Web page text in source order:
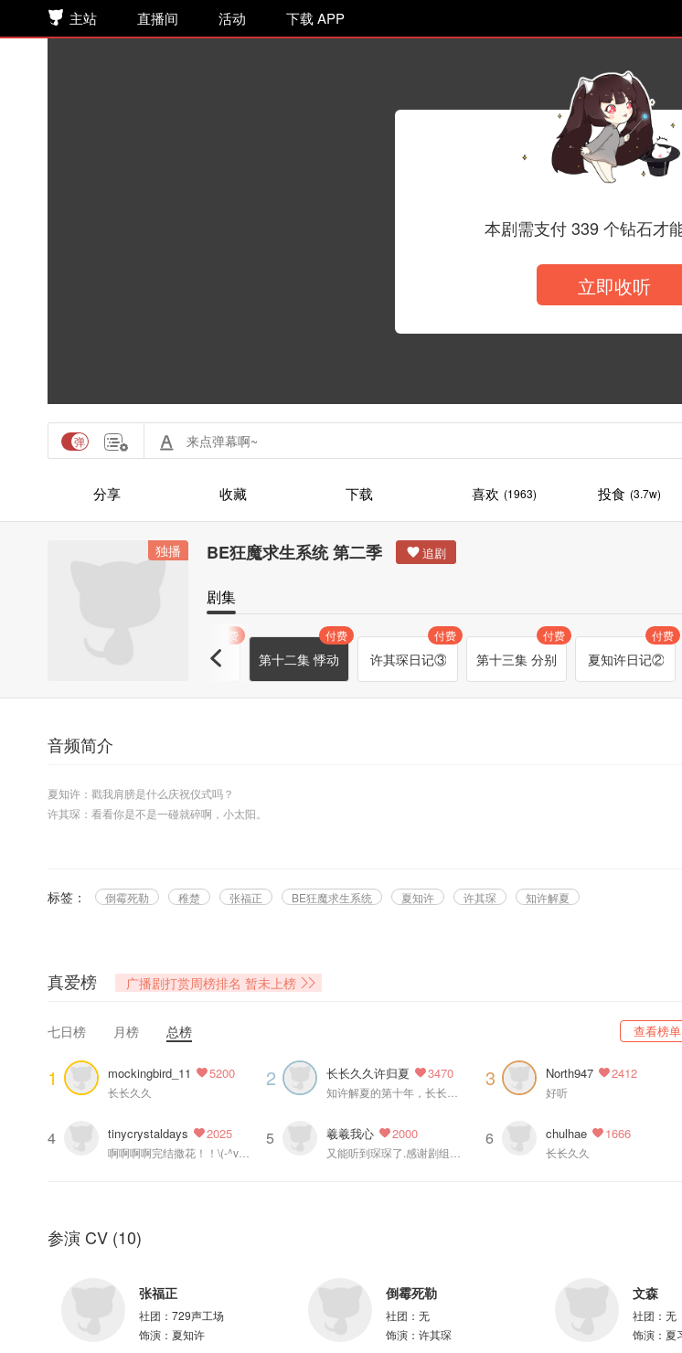
主站 直播间 活动 下载 APP
稚楚原著|《BE狂魔求生系统》广播剧 第二季 第十二集 悸
本剧需支付 339 个钻石才
立即收听
分享 收藏 下载 喜欢 (1963) 投食 (3.7w)
独播 BE狂魔求生系统 第二季
剧集
许其琛日记②
付费
第十二集 悸动
付费
许其琛日记③
付费
第十三集 分别
付费
夏知许日记②
付费
音频简介
夏知许：戳我肩膀是什么庆祝仪式吗？
许其琛：看看你是不是一碰就碎啊，小太阳。
监制：七七
导演：幽舞越山@幽舞越山
后期：令伊@令伊呀伊哟喂
音效编辑：风风@欧拉小绵羊 、令伊
内容监制/剧本监修：霁然@霁然然然
配音统筹：琦琦@萌萌哒琦琦琦
录音棚：星韵声研所@星韵声音研究所
字体设计：惊鸿@Vicky-惊鸿
夏知许：张福正@歪歪福正了
标签： 倒霉死勒 稚楚 张福正 BE狂魔求生系统 夏知许 许其琛 知许解夏
真爱榜 广播剧打赏周榜排名 暂未上榜
七日榜 月榜 总榜 查看榜单
1 mockingbird_11 5200
长长久久
2 长长久久许归夏 3470 3 North947 2412
好听
4 tinycrystaldays 2025 5 羲羲我心 2000 6 chulhae 1666
长长久久
参演 CV (10)
张福正
社团： 729声工场
饰演： 夏知许
倒霉死勒
社团： 无
饰演： 许其琛
文森
社团： 无
饰演： 夏